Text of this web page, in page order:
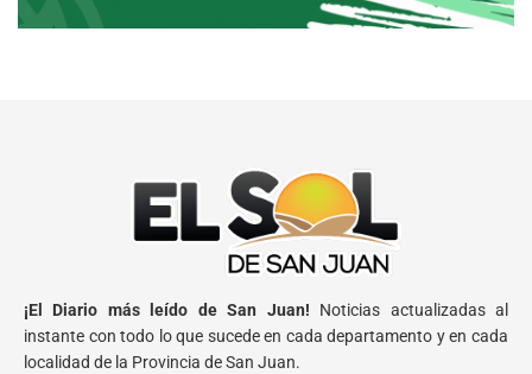
¡El Diario más leído de San Juan! Noticias actualizadas al
instante con todo lo que sucede en cada departamento y en cada
localidad de la Provincia de San Juan.